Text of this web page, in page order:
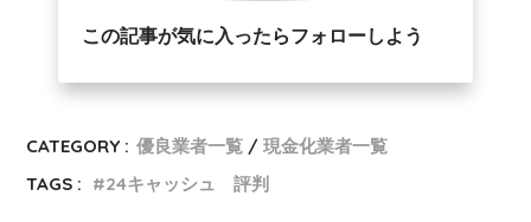
この記事が気に入ったらフォローしよう
CATEGORY : 優良業者一覧
現金化業者一覧
TAGS :
24キャッシュ 評判